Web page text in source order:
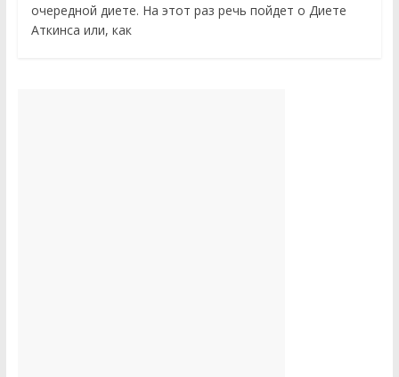
очередной диете. На этот раз речь пойдет о Диете
Аткинса или, как